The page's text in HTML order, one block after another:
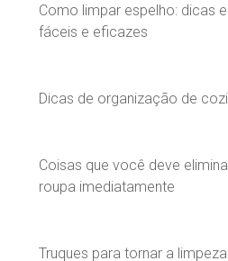
Como limpar espelho: dicas
fáceis e eficazes
Dicas de organização de
Coisas que você deve
roupa imediatamente
Truques para tornar a